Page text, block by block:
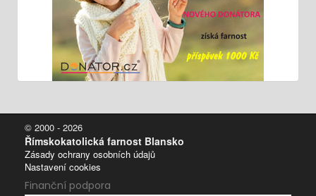
© 2000 - 2026
Římskokatolická farnost Blansko
Zásady ochrany osobních údajů
Nastavení cookies
Finanční podpora